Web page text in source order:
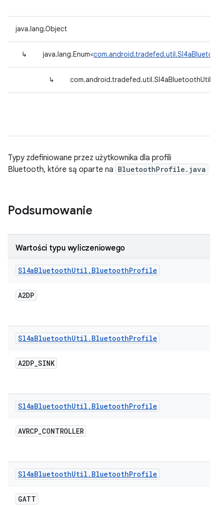
java.lang.Object
↳ java.lang.Enum<
↳
Typy zdefiniowane przez użytkownika dla profili
Bluetooth, które są oparte na BluetoothProfile.java
Podsumowanie
Wartości typu wyliczeniowego
Sl4aBluetoothUtil . BluetoothProfile
A2DP
Sl4aBluetoothUtil . BluetoothProfile
A2DP_SINK
Sl4aBluetoothUtil . BluetoothProfile
AVRCP_CONTROLLER
Sl4aBluetoothUtil . BluetoothProfile
GATT